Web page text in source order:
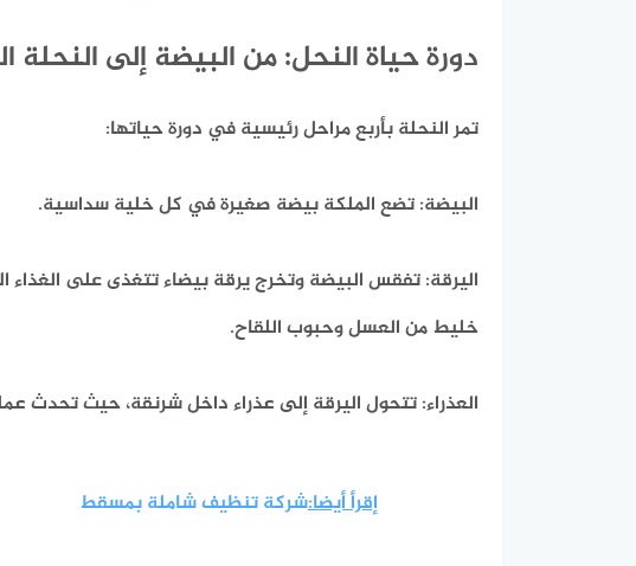
دورة حياة النحل: من البيضة إلى النحلة
تمر النحلة بأربع مراحل رئيسية في دورة حياتها:
البيضة:تضع الملكة بيضة صغيرة في كل خلية سداسية.
اليرقة:تفقس البيضة وتخرج يرقة بيضاء تتغذى على الغذاء
خليط من العسل وحبوب اللقاح.
العذراء:تتحول اليرقة إلى عذراء داخل شرنقة، حيث تحدث
إقرأ أيضا:شركة تنظيف شاملة بمسقط